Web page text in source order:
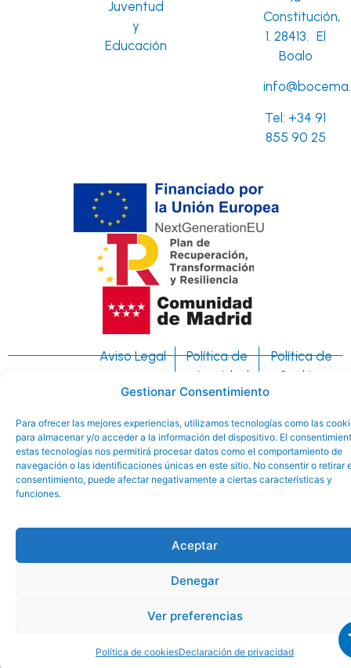
Gestionar Consentimiento
Para ofrecer las mejores experiencias, utilizamos tecnologías como las
para almacenar y/o acceder a la información del dispositivo. El
estas tecnologías nos permitirá procesar datos como el comportamiento de
navegación o las identificaciones únicas en este sitio. No consentir o retirar
consentimiento, puede afectar negativamente a ciertas características y
funciones.
Aceptar
Denegar
Ver preferencias
Política de cookiesDeclaración de privacidad
Juventud
y
Educación
Constitución,
1. 28413. El
Boalo
Tel: +34 91
855 90 25
Cerceda y
Mataelpino
©
Aviso Legal
Política de
privacidad
Política de
Cookies